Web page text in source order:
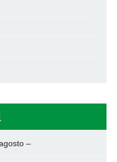
–